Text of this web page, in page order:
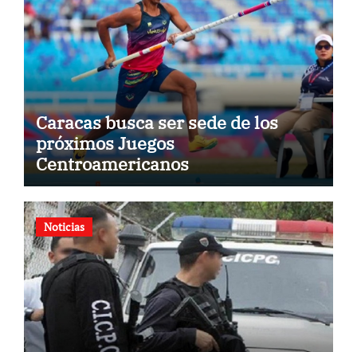
Caracas busca ser sede de los
próximos Juegos
Centroamericanos
Noticias